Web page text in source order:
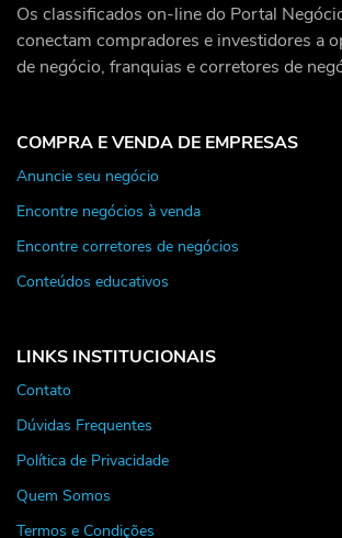
Os classificados on-line do Portal
conectam compradores e investidores a
de negócio, franquias e corretores de
COMPRA E VENDA DE EMPRESAS
Anuncie seu negócio
Encontre negócios à venda
Encontre corretores de negócios
Conteúdos educativos
LINKS INSTITUCIONAIS
Contato
Dúvidas Frequentes
Política de Privacidade
Quem Somos
Termos e Condições